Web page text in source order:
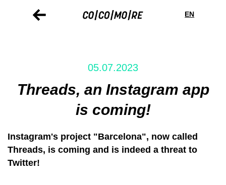
Einstellungen
EN
05.07.2023
Threads, an Instagram app
is coming!
Instagram's project "Barcelona", now called
Threads, is coming and is indeed a threat to
Twitter!